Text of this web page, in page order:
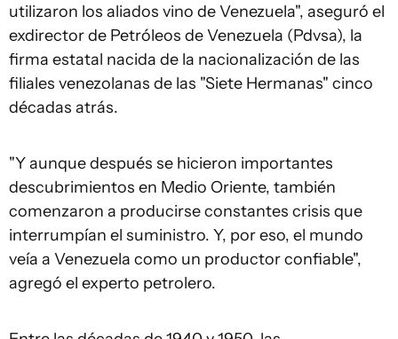
utilizaron los aliados vino de Venezuela", aseguró el
exdirector de Petróleos de Venezuela (Pdvsa), la
firma estatal nacida de la nacionalización de las
filiales venezolanas de las "Siete Hermanas" cinco
décadas atrás.
"Y aunque después se hicieron importantes
descubrimientos en Medio Oriente, también
comenzaron a producirse constantes crisis que
interrumpían el suministro. Y, por eso, el mundo
veía a Venezuela como un productor confiable",
agregó el experto petrolero.